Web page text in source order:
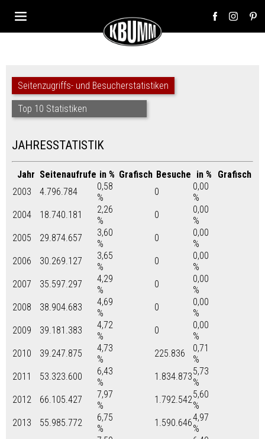
Seitenzugriffs- und Besucherstatistiken
Top 10 Statistiken
JAHRESSTATISTIK
Jahr Seitenaufrufe in % Grafisch Besuche in %
Grafisch
2003
4.796.784
0,58
%
0
0,00
%
2004
18.740.181
2,26
%
0
0,00
%
2005
29.874.657
3,60
%
0
0,00
%
2006
30.269.127
3,65
%
0
0,00
%
2007
35.597.297
4,29
%
0
0,00
%
2008
38.904.683
4,69
%
0
0,00
%
2009
39.181.383
4,72
%
0
0,00
%
2010
39.247.875
4,73
%
225.836
0,71
%
2011
53.323.600
6,43
%
1.834.8735,73
%
2012
66.105.427
7,97
%
1.792.5425,60
%
2013
55.985.772
6,75
%
1.590.6464,97
%